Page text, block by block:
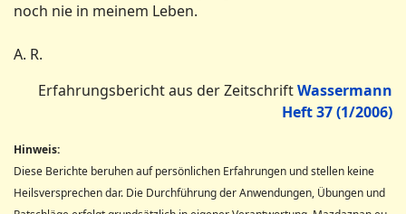
noch nie in meinem Leben.
A. R.
Erfahrungsbericht aus der ZeitschriftWassermann
Heft 37 (1/2006)
Hinweis:
Diese Berichte beruhen auf persönlichen Erfahrungen und stellen keine
Heilsversprechen dar. Die Durchführung der Anwendungen, Übungen und